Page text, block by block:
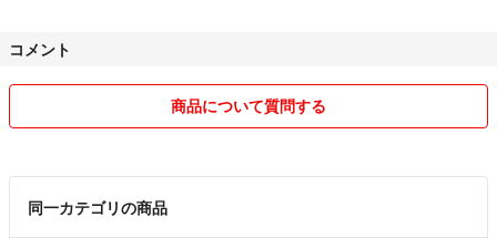
■お値段交渉の際はご希望価格を提示の上コメントよろしくお願いいた
(購入を考えてますが、いくらまでお値下げ可能でしょうか？には基準
がわかりませんので返信しません)
❤海外代行サービスの方のご購入も歓迎いたします。
❤️商品価値がわかる方とご縁があると嬉しいです！(お取引頂いた皆様
コメント
商品について質問する
同一カテゴリの商品